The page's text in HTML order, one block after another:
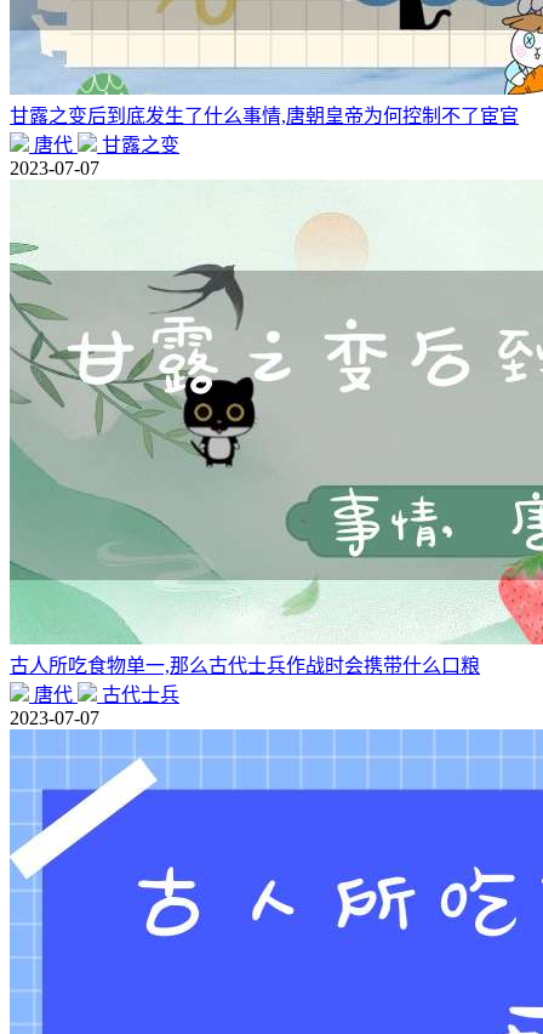
甘露之变后到底发生了什么事情,唐朝皇帝为何控制不了宦官
唐代
甘露之变
2023-07-07
古人所吃食物单一,那么古代士兵作战时会携带什么口粮
唐代
古代士兵
2023-07-07